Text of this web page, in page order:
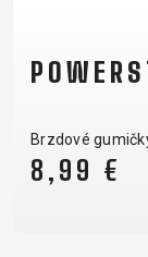
Brzdové
8,99 €